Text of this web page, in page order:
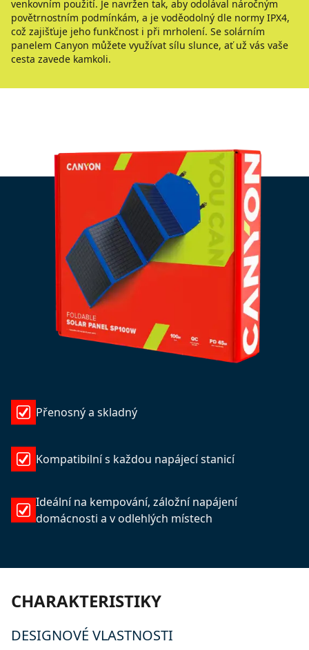
venkovním použití. Je navržen tak, aby odolával náročným
povětrnostním podmínkám, a je voděodolný dle normy IPX4,
což zajišťuje jeho funkčnost i při mrholení. Se solárním
panelem Canyon můžete využívat sílu slunce, ať už vás vaše
cesta zavede kamkoli.
Přenosný a skladný
Kompatibilní s každou napájecí stanicí
Ideální na kempování, záložní napájení
domácnosti a v odlehlých místech
CHARAKTERISTIKY
DESIGNOVÉ VLASTNOSTI